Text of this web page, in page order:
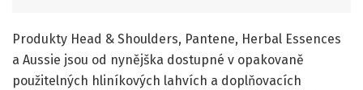
Produkty Head & Shoulders, Pantene, Herbal Essences
a Aussie jsou od nynějška dostupné v opakovaně
použitelných hliníkových lahvích a doplňovacích